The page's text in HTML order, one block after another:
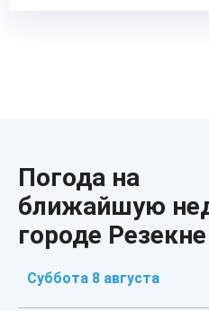
Погода на
ближайшую
городе Резекне
Суббота 8 августа